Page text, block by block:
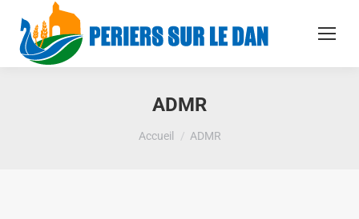
ADMR
Vous êtes ici :
Accueil ADMR